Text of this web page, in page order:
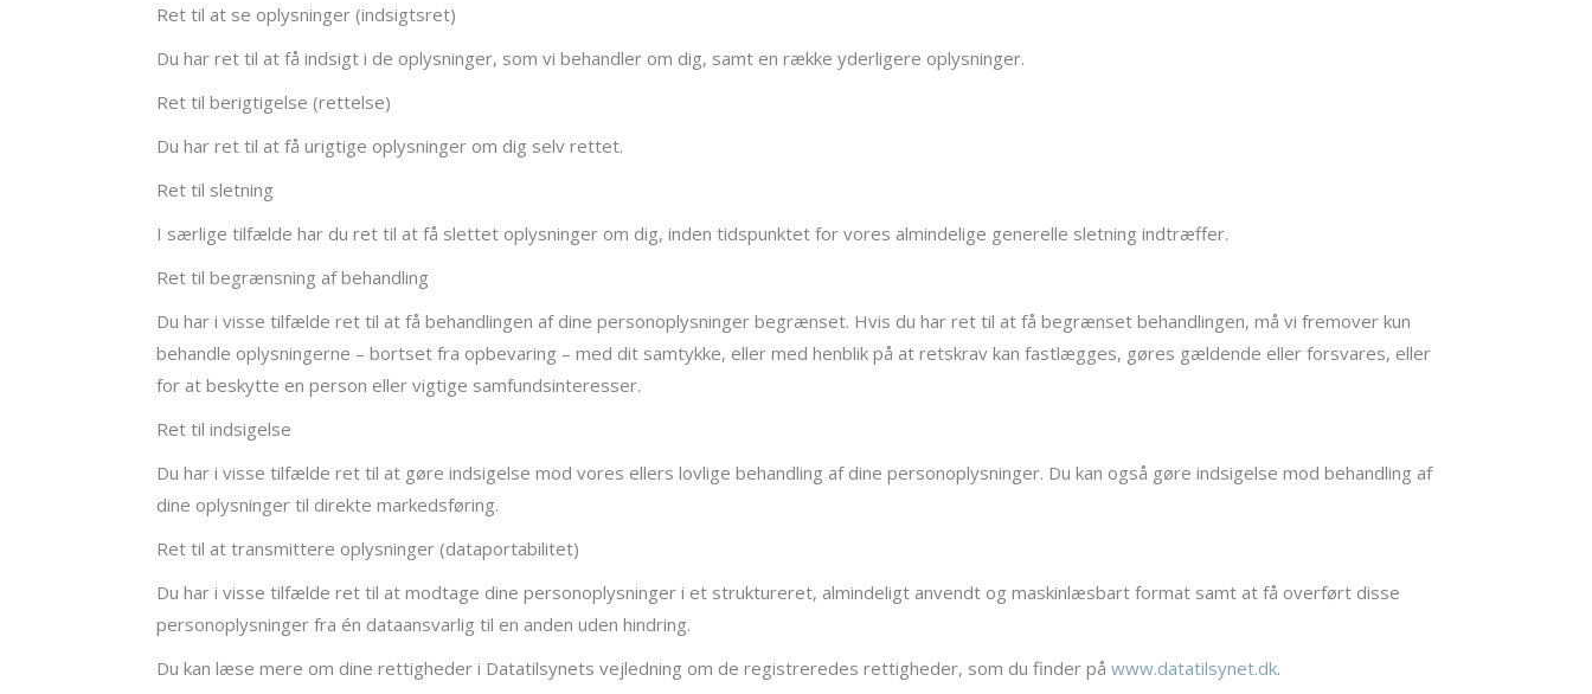
Ret til at se oplysninger (indsigtsret)
Du har ret til at få indsigt i de oplysninger, som vi behandler om dig, samt en række yderligere oplysninger.
Ret til berigtigelse (rettelse)
Du har ret til at få urigtige oplysninger om dig selv rettet.
Ret til sletning
I særlige tilfælde har du ret til at få slettet oplysninger om dig, inden tidspunktet for vores almindelige generelle sletning indtræffer.
Ret til begrænsning af behandling
Du har i visse tilfælde ret til at få behandlingen af dine personoplysninger begrænset. Hvis du har ret til at få begrænset behandlingen, må vi fremover kun
behandle oplysningerne – bortset fra opbevaring – med dit samtykke, eller med henblik på at retskrav kan fastlægges, gøres gældende eller forsvares, eller
for at beskytte en person eller vigtige samfundsinteresser.
Ret til indsigelse
Du har i visse tilfælde ret til at gøre indsigelse mod vores ellers lovlige behandling af dine personoplysninger. Du kan også gøre indsigelse mod behandling af
dine oplysninger til direkte markedsføring.
Ret til at transmittere oplysninger (dataportabilitet)
Du har i visse tilfælde ret til at modtage dine personoplysninger i et struktureret, almindeligt anvendt og maskinlæsbart format samt at få overført disse
personoplysninger fra én dataansvarlig til en anden uden hindring.
Du kan læse mere om dine rettigheder i Datatilsynets vejledning om de registreredes rettigheder, som du finder på www.datatilsynet.dk.